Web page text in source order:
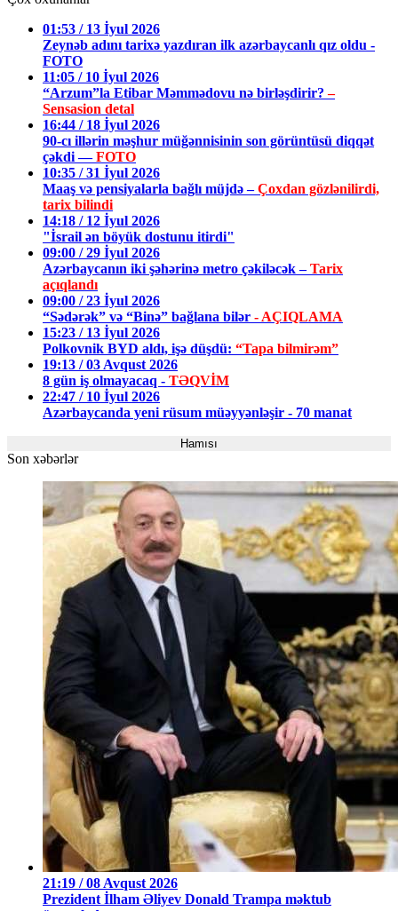
01:53 / 13 İyul 2026
Zeynəb adını tarixə yazdıran ilk azərbaycanlı qız oldu -
FOTO
11:05 / 10 İyul 2026
“Arzum”la Etibar Məmmədovu nə birləşdirir?–
Sensasion detal
16:44 / 18 İyul 2026
90-cı illərin məşhur müğənnisinin son görüntüsü diqqət
çəkdi —FOTO
10:35 / 31 İyul 2026
Maaş və pensiyalarla bağlı müjdə –Çoxdan gözlənilirdi,
tarix bilindi
14:18 / 12 İyul 2026
"İsrail ən böyük dostunu itirdi"
09:00 / 29 İyul 2026
Azərbaycanın iki şəhərinə metro çəkiləcək –Tarix
açıqlandı
09:00 / 23 İyul 2026
“Sədərək” və “Binə” bağlana bilər - AÇIQLAMA
15:23 / 13 İyul 2026
Polkovnik BYD aldı, işə düşdü: “Tapa bilmirəm”
19:13 / 03 Avqust 2026
8 gün iş olmayacaq - TƏQVİM
22:47 / 10 İyul 2026
Azərbaycanda yeni rüsum müəyyənləşir - 70 manat
Hamısı
Son xəbərlər
21:19 / 08 Avqust 2026
Prezident İlham Əliyev Donald Trampa məktub